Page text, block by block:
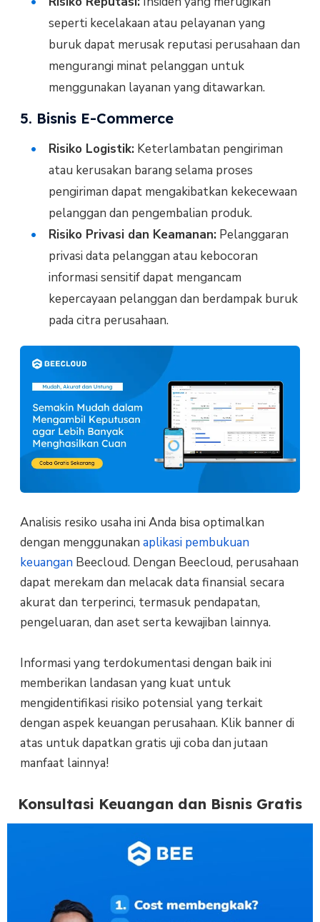
seperti kecelakaan atau pelayanan yang
buruk dapat merusak reputasi perusahaan dan
mengurangi minat pelanggan untuk
menggunakan layanan yang ditawarkan.
5. Bisnis E-Commerce
Risiko Logistik:Keterlambatan pengiriman
atau kerusakan barang selama proses
pengiriman dapat mengakibatkan kekecewaan
pelanggan dan pengembalian produk.
Risiko Privasi dan Keamanan:Pelanggaran
privasi data pelanggan atau kebocoran
informasi sensitif dapat mengancam
kepercayaan pelanggan dan berdampak buruk
pada citra perusahaan.
Analisis resiko usaha ini Anda bisa optimalkan
dengan menggunakan aplikasi pembukuan
keuangan Beecloud. Dengan Beecloud, perusahaan
dapat merekam dan melacak data finansial secara
akurat dan terperinci, termasuk pendapatan,
pengeluaran, dan aset serta kewajiban lainnya.
Informasi yang terdokumentasi dengan baik ini
memberikan landasan yang kuat untuk
mengidentifikasi risiko potensial yang terkait
dengan aspek keuangan perusahaan. Klik banner di
atas untuk dapatkan gratis uji coba dan jutaan
manfaat lainnya!
Konsultasi Keuangan dan Bisnis Gratis